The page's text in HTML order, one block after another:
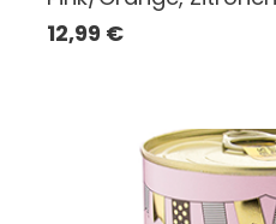
12,99 €